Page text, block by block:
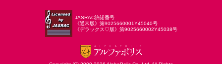
JASRAC許諾番号
《通常版》第9025660001Y45040号
《デラックス♡版》第9025660002Y45038号